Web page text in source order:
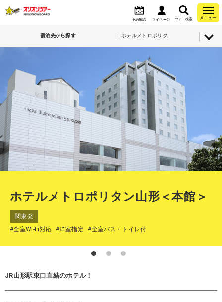
予約確認 マイページ ツアー検索 メニュー
宿泊先から探す
ホテルメトロポリタン山形＜本館＞
関東発
#全室Wi-Fi対応
#洋室指定 #全室バス・トイレ付
JR山形駅東口直結のホテル！